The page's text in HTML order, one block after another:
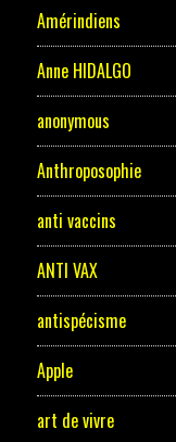
Amérindiens
Anne HIDALGO
anonymous
Anthroposophie
anti vaccins
ANTI VAX
antispécisme
Apple
art de vivre